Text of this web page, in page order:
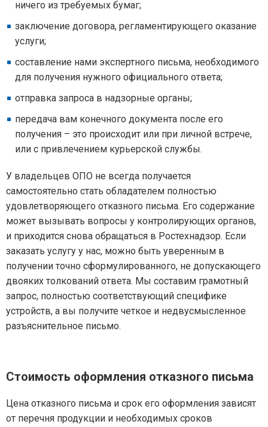
ничего из требуемых бумаг;
заключение договора, регламентирующего оказание
услуги;
составление нами экспертного письма, необходимого
для получения нужного официального ответа;
отправка запроса в надзорные органы;
передача вам конечного документа после его
получения – это происходит или при личной встрече,
или с привлечением курьерской службы.
У владельцев ОПО не всегда получается
самостоятельно стать обладателем полностью
удовлетворяющего отказного письма. Его содержание
может вызывать вопросы у контролирующих органов,
и приходится снова обращаться в Ростехнадзор. Если
заказать услугу у нас, можно быть уверенным в
получении точно сформулированного, не допускающего
двояких толкований ответа. Мы составим грамотный
запрос, полностью соответствующий специфике
устройств, а вы получите четкое и недвусмысленное
разъяснительное письмо.
Стоимость оформления отказного письма
Цена отказного письма и срок его оформления зависят
от перечня продукции и необходимых сроков